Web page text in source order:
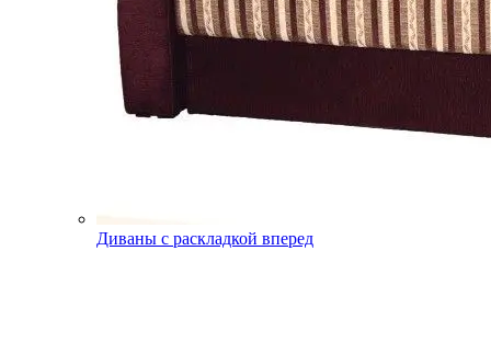
Диваны с раскладкой вперед